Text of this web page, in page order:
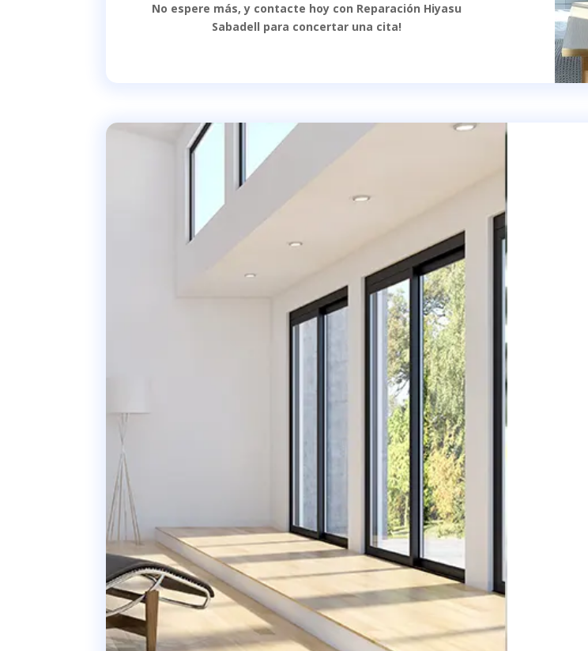
No espere más, y contacte hoy con Reparación Hiyasu
Sabadell para concertar una cita!